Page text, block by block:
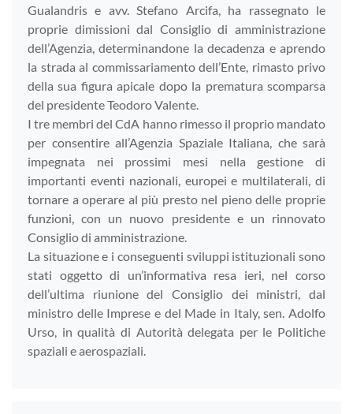
Gualandris e avv. Stefano Arcifa, ha rassegnato le
proprie dimissioni dal Consiglio di amministrazione
dell’Agenzia, determinandone la decadenza e aprendo
la strada al commissariamento dell’Ente, rimasto privo
della sua figura apicale dopo la prematura scomparsa
del presidente Teodoro Valente.
I tre membri del CdA hanno rimesso il proprio mandato
per consentire all’Agenzia Spaziale Italiana, che sarà
impegnata nei prossimi mesi nella gestione di
importanti eventi nazionali, europei e multilaterali, di
tornare a operare al più presto nel pieno delle proprie
funzioni, con un nuovo presidente e un rinnovato
Consiglio di amministrazione.
La situazione e i conseguenti sviluppi istituzionali sono
stati oggetto di un’informativa resa ieri, nel corso
dell’ultima riunione del Consiglio dei ministri, dal
ministro delle Imprese e del Made in Italy, sen. Adolfo
Urso, in qualità di Autorità delegata per le Politiche
spaziali e aerospaziali.